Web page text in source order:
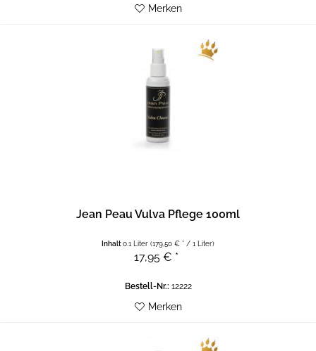
Merken
Jean Peau Vulva Pflege 100ml
Inhalt0.1 Liter(179,50 € * / 1 Liter)
17,95 € *
Bestell-Nr.: 12222
Merken